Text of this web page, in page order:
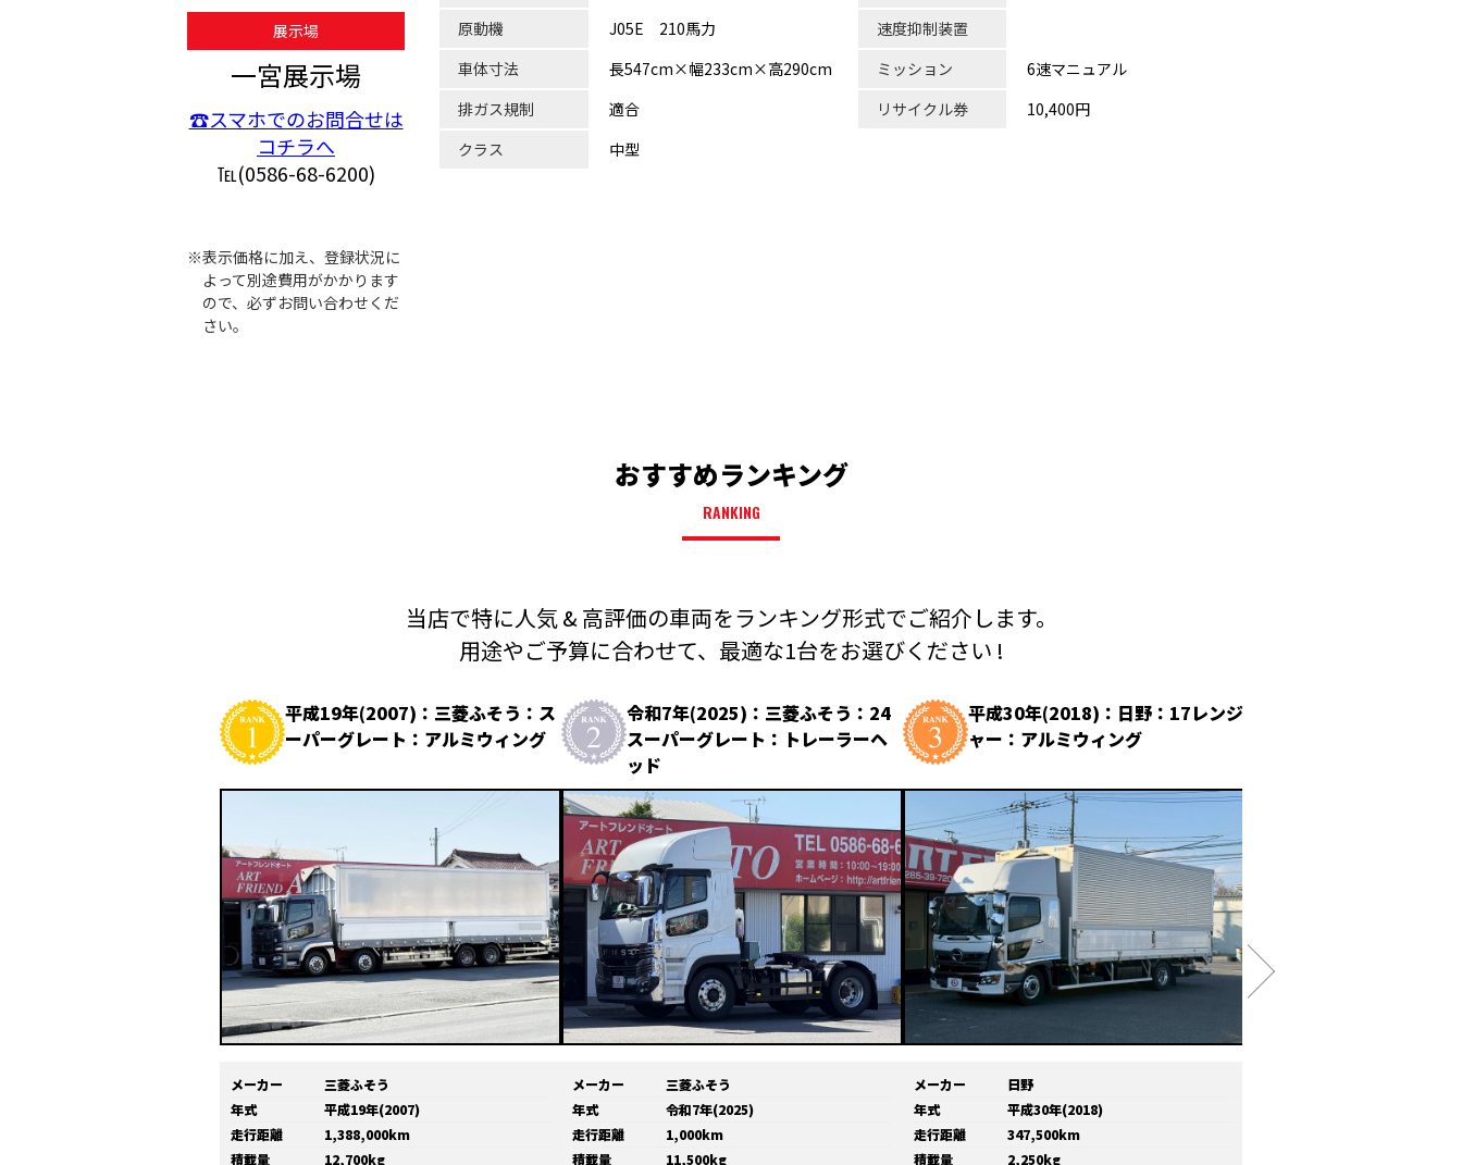
展示場
一宮展示場
☎スマホでのお問合せは
コチラへ
℡(0586-68-6200)
※表示価格に加え、登録状況に
よって別途費用がかかります
ので、必ずお問い合わせくだ
さい。
原動機
J05E 210馬力
速度抑制装置
車体寸法
長547cm×幅233cm×高290cm ミッション
6速マニュアル
排ガス規制
適合 リサイクル券
10,400円
クラス
中型
おすすめランキング
RANKING
当店で特に人気 & 高評価の車両をランキング形式でご紹介します。
用途やご予算に合わせて、 最適な1台をお選びください !
平成19年(2007)：三菱ふそう：ス
ーパーグレート：アルミウィング
メーカー
三菱ふそう
年式
平成19年(2007)
走行距離
1,388,000km
積載量
12,700kg
令和7年(2025)：三菱ふそう：24
スーパーグレート：トレーラーヘ
ッド
メーカー
三菱ふそう
年式
令和7年(2025)
走行距離
1,000km
積載量
11,500kg
平成30年(2018)：日野：17レンジ
ャー：アルミウィング
メーカー
日野
年式
平成30年(2018)
走行距離
347,500km
積載量
2,250kg